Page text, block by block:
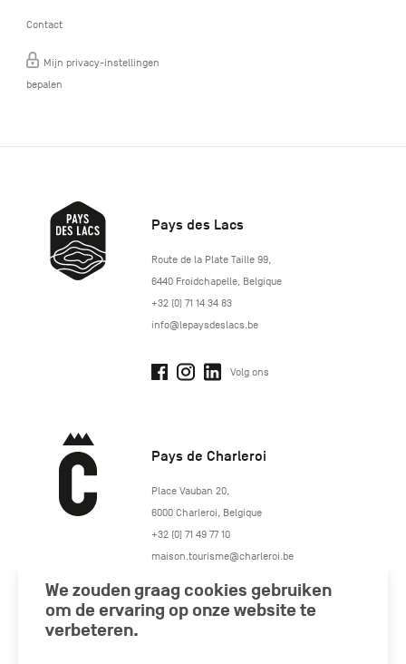
Contact
Mijn privacy-instellingen
bepalen
Pays des Lacs
http://www.lepaysdeslacs.be/
Route de la Plate Taille 99,
6440 Froidchapelle, Belgique
+32 (0) 71 14 34 83
info@lepaysdeslacs.be
Volg ons
Pays de Charleroi
https://www.paysdecharleroi.be/
Place Vauban 20,
6000 Charleroi, Belgique
+32 (0) 71 49 77 10
maison.tourisme@charleroi.be
Volg ons
We zouden graag cookies gebruiken
om de ervaring op onze website te
verbeteren.